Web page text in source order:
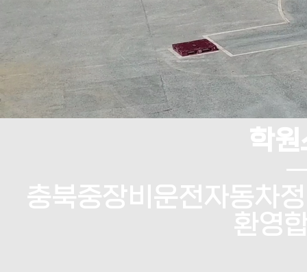
학
충북중장비운전자동차
환영